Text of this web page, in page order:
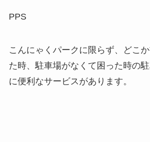
PPS
こんにゃくパークに限らず、どこ
た時、駐車場がなくて困った時の
に便利なサービスがあります。